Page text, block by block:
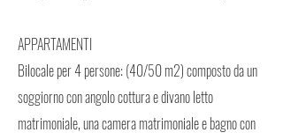
APPARTAMENTI
Bilocale per 4 persone: (40/50 m2) composto da un
soggiorno con angolo cottura e divano letto
matrimoniale, una camera matrimoniale e bagno con